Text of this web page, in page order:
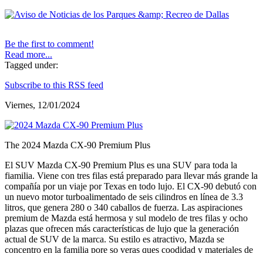
Be the first to comment!
Read more...
Tagged under:
Subscribe to this RSS feed
Viernes, 12/01/2024
The 2024 Mazda CX-90 Premium Plus
El SUV Mazda CX-90 Premium Plus es una SUV para toda la
fiamilia. Viene con tres filas está preparado para llevar más grande la
compañía por un viaje por Texas en todo lujo. El CX-90 debutó con
un nuevo motor turboalimentado de seis cilindros en línea de 3.3
litros, que genera 280 o 340 caballos de fuerza. Las aspiraciones
premium de Mazda está hermosa y sul modelo de tres filas y ocho
plazas que ofrecen más características de lujo que la generación
actual de SUV de la marca. Su estilo es atractivo, Mazda se
concentro en la familia pore so veras ques coodidad y materiales de